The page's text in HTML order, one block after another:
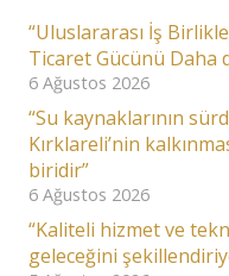
“Uluslararası İş
Ticaret Gücünü Daha
6 Ağustos 2026
“Su kaynaklarının
Kırklareli’nin
biridir”
6 Ağustos 2026
“Kaliteli hizmet ve
geleceğini